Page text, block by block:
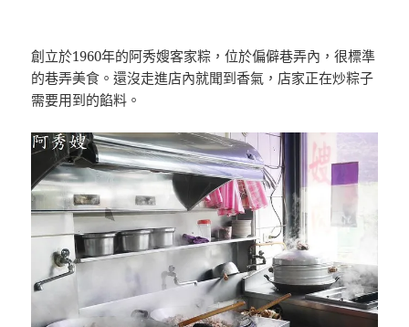
創立於1960年的阿秀嫂客家粽，位於偏僻巷弄內，很標準
的巷弄美食。還沒走進店內就聞到香氣，店家正在炒粽子
需要用到的餡料。